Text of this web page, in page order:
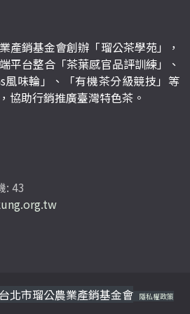
產銷基金會創辦「瑠公茶學苑」，
平台整合「茶葉感官品評訓練」、
風味輪」、「有機茶分級競技」等
協助行銷推廣臺灣特色茶。
: 43
北市瑠公農業產銷基金會 隱私權政策